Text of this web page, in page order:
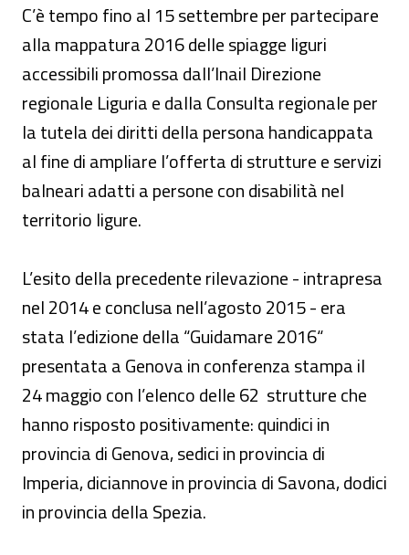
C’è tempo fino al 15 settembre per partecipare
alla mappatura 2016 delle spiagge liguri
accessibili promossa dall’Inail Direzione
regionale Liguria e dalla Consulta regionale per
la tutela dei diritti della persona handicappata
al fine di ampliare l’offerta di strutture e servizi
balneari adatti a persone con disabilità nel
territorio ligure.
L’esito della precedente rilevazione - intrapresa
nel 2014 e conclusa nell’agosto 2015 - era
stata l’edizione della “Guidamare 2016“
presentata a Genova in conferenza stampa il
24 maggio con l’elenco delle 62 strutture che
hanno risposto positivamente: quindici in
provincia di Genova, sedici in provincia di
Imperia, diciannove in provincia di Savona, dodici
in provincia della Spezia.